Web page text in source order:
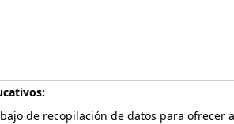
de recopilación de datos para ofrecer